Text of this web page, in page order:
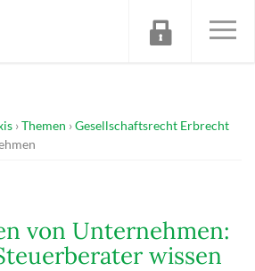
Themen
Gesellschaftsrecht Erbrecht
von Unternehmen:
wissen